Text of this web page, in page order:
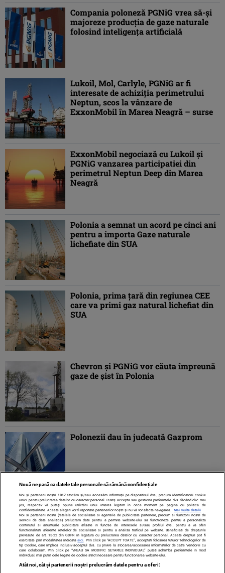
Compania poloneză PGNiG vrea să-şi
majoreze producţia de gaze naturale
folosind inteligenţa artificială
Lukoil, Mol, Carlyle, PGNiG ar fi
interesate de achiziţia perimetrului
Neptun, scos la vânzare de
ExxonMobil în Marea Neagră – surse
ExxonMobil negociază cu Lukoil şi
PGNiG vanzarea participatiei din
perimetrul Neptun Deep din Marea
Neagră
Polonia a semnat un acord pe cinci ani
pentru a importa Gaze naturale
lichefiate din SUA
Polonia, prima ţară din regiunea CEE
care va primi gaz natural lichefiat din
SUA
Chevron şi PGNiG vor căuta împreună
gaze de şist în Polonia
Polonezii dau în judecată Gazprom
Nouă ne pasă ca datele tale personale să rămână confidențiale
Noi și partenerii noștri 1017stocăm și/sau accesăm informații pe dispozitivul dvs., precum identificatorii cookie
unici pentru prelucrarea datelor cu caracter personal. Puteți accepta sau gestiona preferințele dvs. făcând clic mai
jos, respectiv vă puteți opune utilizării unui interes legitim în orice moment pe pagina cu politica de
confidențialitate. Aceste alegeri vor fi raportate partenerilor noștri și nu vă vor afecta navigarea.
Mai multe detalii
Noi si partenerii nostri (retelele de socializare si agentiile de publicitate partenere, precum si furnizorii nostri de
servicii de date analitice) prelucram date pentru a permite website-ului sa functioneze, pentru a personaliza
continutul si anunturile publicitare afisate in functie de interesele si/sau profilul dvs., pentru a va oferi
functionalitati aferente retelelor de socializare si pentru a analiza traficul pe website. Beneficiati de drepturile
prevazute de art. 15-22 din GDPR in legatura cu prelucrarea datelor cu caracter personal. Aceste drepturi pot fi
exercitate prin modalitatea indicataaici . Prin click pe “ACCEPT TOATE”, acceptati folosirea tuturor Tehnologiilor de
tip Cookie, care implica inclusiv acceptul dvs. cu privire la stocarea/accesarea informatiilor de catre Vendor-ii cu
care colaboram. Prin click pe “VREAU SA MODIFIC SETARILE INDIVIDUAL” puteti schimba preferintele in mod
individual, mai putin cele legate de cookie strict necesare pentru functionarea website-ului.
Atât noi, cât și partenerii noștri prelucrăm datele pentru a oferi: